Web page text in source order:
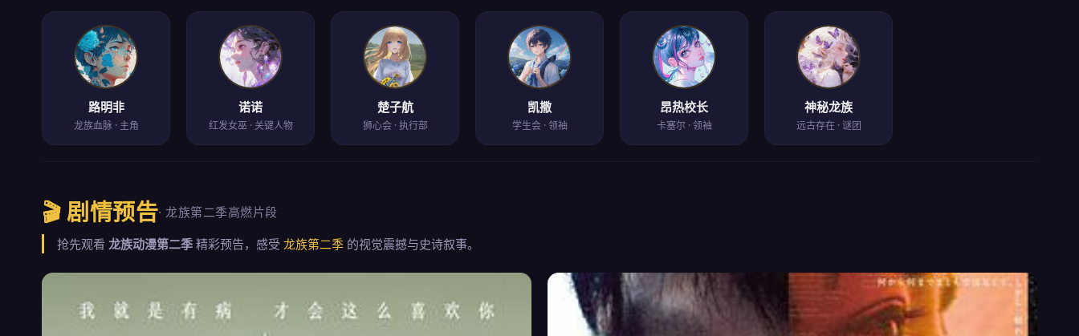
路明非
龙族血脉 · 主角
诺诺
红发女巫 · 关键人物
楚子航
狮心会 · 执行部
凯撒
学生会 · 领袖
昂热校长
卡塞尔 · 领袖
神秘龙族
远古存在 · 谜团
🎬 剧情预告· 龙族第二季高燃片段
抢先观看 龙族动漫第二季 精彩预告，感受 龙族第二季 的视觉震撼与史诗叙事。